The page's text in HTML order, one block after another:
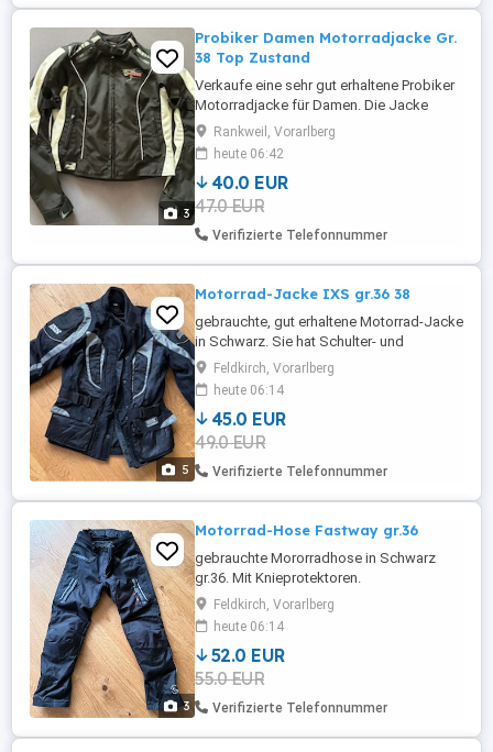
3
Probiker Damen Motorradjacke Gr.
38 Top Zustand
Verkaufe eine sehr gut erhaltene Probiker
Motorradjacke für Damen. Die Jacke
wurde nur wenig getragen und befindet
sich in einem sehr gepflegten Zustand.
Ausstattung: * Größe 38 (fällt eher klein
aus) * Schwarz Weiß *
Belüftungsreißverschlüsse * Mehrere
Taschen * Verstellbare Ärmel *
Verbindungsreißverschluss ...
Rankweil, Vorarlberg
heute 06:42
40.0 EUR
47.0 EUR
Verifizierte Telefonnummer
5
Motorrad-Jacke IXS gr.36 38
gebrauchte, gut erhaltene Motorrad-Jacke
in Schwarz. Sie hat Schulter- und
Ellbogenschutz und einen leichten,
austauschbaren Rückenprotektor. Die
Grösse ist vermutlich 38 M.
Feldkirch, Vorarlberg
heute 06:14
45.0 EUR
49.0 EUR
Verifizierte Telefonnummer
3
Motorrad-Hose Fastway gr.36
gebrauchte Mororradhose in Schwarz
gr.36. Mit Knieprotektoren.
Feldkirch, Vorarlberg
heute 06:14
52.0 EUR
55.0 EUR
Verifizierte Telefonnummer